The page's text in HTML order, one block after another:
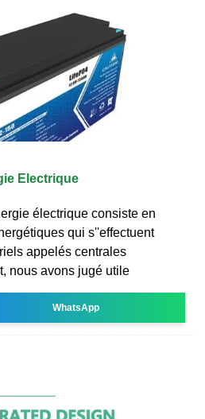
Electrique
électrique consiste en
qui s''effectuent
appelés centrales
nous avons jugé utile
WhatsApp